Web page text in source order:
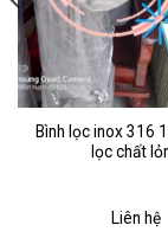
Bình lọc inox 316
lọc chất
Liên hệ